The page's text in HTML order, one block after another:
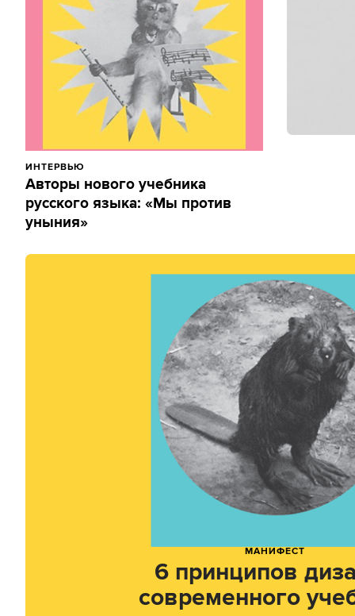
ИНТЕРВЬЮ
Авторы нового учебника
русского языка: «Мы против
уныния»
МАНИФЕСТ
6 принципов
современного